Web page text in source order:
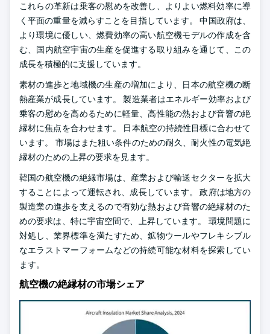
これらの革新は乗客の慰めを改善し、よりよい燃料効率に導
く平面の重量を減らすことを目指しています。 中国政府は、
より環境に優しい、燃費効率の高い航空機モデルの作成を含
む、国内航空宇宙の生産を促進する取り組みを通じて、この
成長を積極的に支援しています。
素材の進歩と地域機の生産の増加により、日本の航空機の断
熱産業が成長しています。 製造業者はエネルギー効率および
乗客の慰めを高めるために軽量、高性能の熱および音響の絶
縁材に焦点を合わせます。 日本航空の持続性目標に合わせて
います。 市場はまた粗い条件のための耐久、耐火性の電気絶
縁材のための上昇の要求を見ます。
韓国の航空機の絶縁市場は、産業および輸送セクターを拡大
することによって運転され、成長しています。 政府は地方の
製造業の進歩を支えるので有効な熱および音響の絶縁材のた
めの要求は、特に宇宙空間で、上昇しています。 環境問題に
対処し、業界標準を満たすため、鉱物ウールやフレキシブル
なエラストマーフォームなどの持続可能な材料を探索してい
ます。
航空機の絶縁材の市場シェア